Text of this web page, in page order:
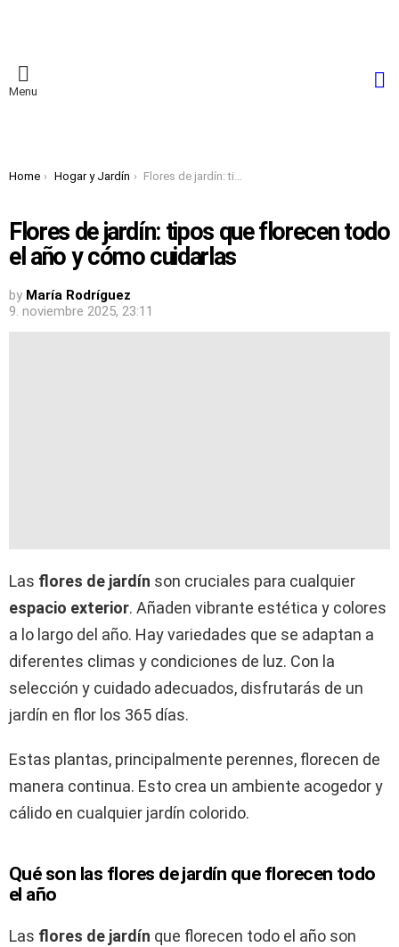
Menu
You are here:
Home Hogar y Jardín Flores de jardín: tipos que florecen todo el año y cómo cuidarlas
Flores de jardín: tipos que florecen todo
el año y cómo cuidarlas
by María Rodríguez
9. noviembre 2025, 23:11
Las flores de jardín son cruciales para cualquier
espacio exterior. Añaden vibrante estética y colores
a lo largo del año. Hay variedades que se adaptan a
diferentes climas y condiciones de luz. Con la
selección y cuidado adecuados, disfrutarás de un
jardín en flor los 365 días.
Estas plantas, principalmente perennes, florecen de
manera continua. Esto crea un ambiente acogedor y
cálido en cualquier jardín colorido.
Qué son las flores de jardín que florecen todo
el año
Las flores de jardín que florecen todo el año son